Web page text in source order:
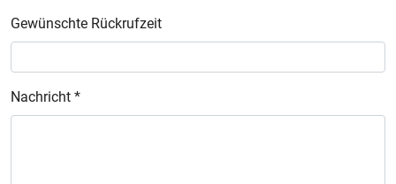
Gewünschte Rückrufzeit
Nachricht *